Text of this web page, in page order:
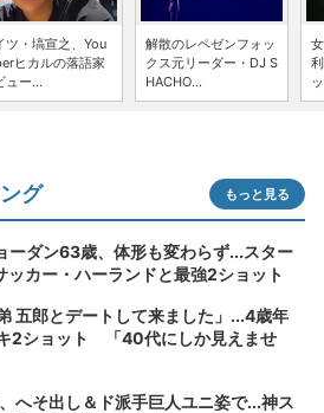
ツ・塙宣之、You
ヒカルの落語家
ュー...
解散のレペゼンフォッ
クス元リーダー・DJ S
HACHO...
グ もっと見る
ーダン63歳、体形も変わらず...スター
カー・ハーランドと最強2ショット
五郎とデートして来ました」...4歳年
2ショット 「40代にしか見えませ
へそ出し＆ド派手巨人ユニ姿で...神ス